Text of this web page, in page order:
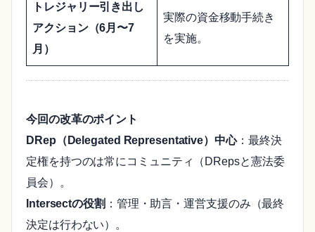
トレジャリー引き出し
アクション（6月〜7
月）
実際の資金移動手続き
を実施。
今回の改革のポイント
DRep（Delegated Representative）中心：最終決
定権を持つのは常にコミュニティ（DRepsと憲法委
員会）。
Intersectの役割 ：管理・助言・運営支援のみ（最終
決定は行わない）。